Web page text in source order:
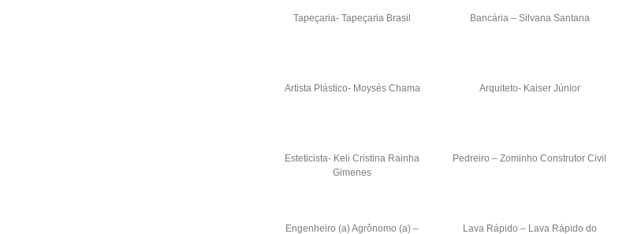
Tapeçaria- Tapeçaria Brasil Bancária – Silvana Santana
Artista Plástico- Moysés Chama Arquiteto- Kaiser Júnior
Esteticista- Keli Cristina Rainha
Gimenes
Pedreiro – Zominho Construtor Civil
Engenheiro (a) Agrônomo (a) – Lava Rápido – Lava Rápido do